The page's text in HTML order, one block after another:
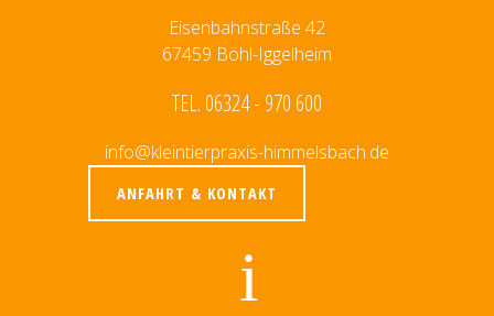
Eisenbahnstraße 42
67459 Böhl-Iggelheim
TEL. 06324 - 970 600
info@kleintierpraxis-himmelsbach.de
ANFAHRT & KONTAKT